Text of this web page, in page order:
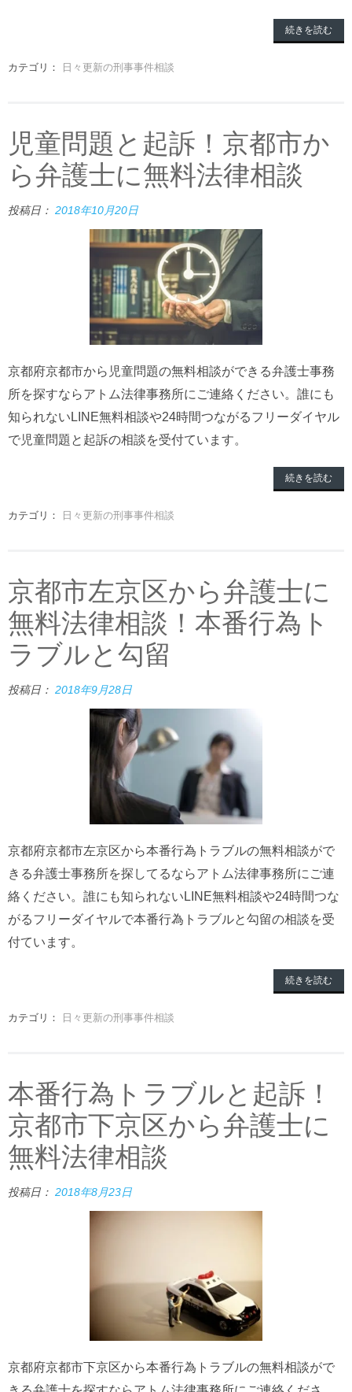
続きを読む
カテゴリ： 日々更新の刑事事件相談
児童問題と起訴！京都市か
ら弁護士に無料法律相談
投稿日： 2018年10月20日
京都府京都市から児童問題の無料相談ができる弁護士事務
所を探すならアトム法律事務所にご連絡ください。誰にも
知られないLINE無料相談や24時間つながるフリーダイヤル
で児童問題と起訴の相談を受付ています。
続きを読む
カテゴリ： 日々更新の刑事事件相談
京都市左京区から弁護士に
無料法律相談！本番行為ト
ラブルと勾留
投稿日： 2018年9月28日
京都府京都市左京区から本番行為トラブルの無料相談がで
きる弁護士事務所を探してるならアトム法律事務所にご連
絡ください。誰にも知られないLINE無料相談や24時間つな
がるフリーダイヤルで本番行為トラブルと勾留の相談を受
付ています。
続きを読む
カテゴリ： 日々更新の刑事事件相談
本番行為トラブルと起訴！
京都市下京区から弁護士に
無料法律相談
投稿日： 2018年8月23日
京都府京都市下京区から本番行為トラブルの無料相談がで